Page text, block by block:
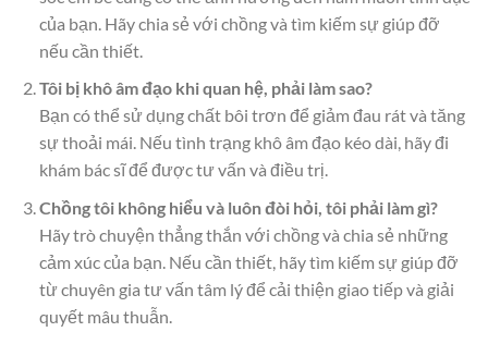
của bạn. Hãy chia sẻ với chồng và tìm kiếm sự giúp đỡ
nếu cần thiết.
Tôi bị khô âm đạo khi quan hệ, phải làm sao?
Bạn có thể sử dụng chất bôi trơn để giảm đau rát và tăng
sự thoải mái. Nếu tình trạng khô âm đạo kéo dài, hãy đi
khám bác sĩ để được tư vấn và điều trị.
Chồng tôi không hiểu và luôn đòi hỏi, tôi phải làm gì?
Hãy trò chuyện thẳng thắn với chồng và chia sẻ những
cảm xúc của bạn. Nếu cần thiết, hãy tìm kiếm sự giúp đỡ
từ chuyên gia tư vấn tâm lý để cải thiện giao tiếp và giải
quyết mâu thuẫn.